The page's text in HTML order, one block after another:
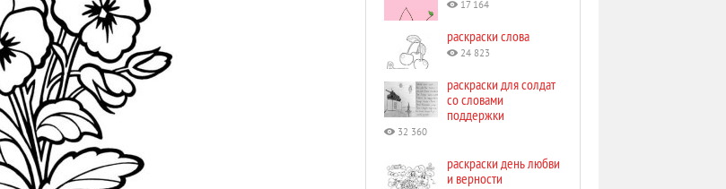
17 164
раскраски слова
24 823
раскраски для солдат
со словами
поддержки
32 360
раскраски день любви
и верности